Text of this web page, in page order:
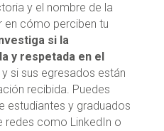
y el nombre de la
en cómo perciben tu
si la
y respetada en el
si sus egresados están
recibida. Puedes
estudiantes y graduados
redes como LinkedIn o